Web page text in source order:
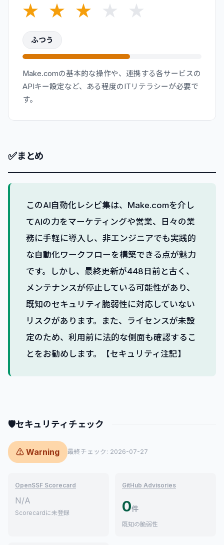
★ ★ ★ ★ ★
ふつう
Make.comの基本的な操作や、連携する各サービスの
APIキー設定など、ある程度のITリテラシーが必要で
す。
✅まとめ
このAI自動化レシピ集は、Make.comを介し
てAIの力をマーケティングや営業、日々の業
務に手軽に導入し、非エンジニアでも実践的
な自動化ワークフローを構築できる点が魅力
です。しかし、最終更新が448日前と古く、
メンテナンスが停止している可能性があり、
既知のセキュリティ脆弱性に対応していない
リスクがあります。また、ライセンスが未設
定のため、利用前に法的な側面も確認するこ
とをお勧めします。【セキュリティ注記】
🛡セキュリティチェック
⚠ Warning 最終チェック: 2026-07-27
OpenSSF Scorecard
N/A
Scorecardに未登録
GitHub Advisories
0件
既知の脆弱性